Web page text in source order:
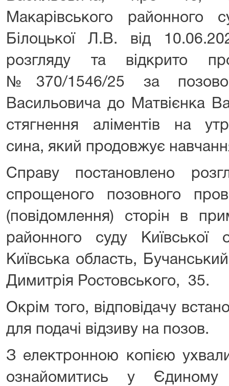
Макарівського районного
Білоцької Л.В. від
розгляду та відкрито
№370/1546/25 за
Васильовича до Матвієнка
стягнення аліментів на
сина, який продовжує
Справу постановлено
спрощеного позовного
(повідомлення) сторін в
районного суду
Київська область,
Димитрія Ростовського, 35.
Окрім того, відповідачу
для подачі відзиву на позов.
З електронною копією
ознайомитись у Єдиному